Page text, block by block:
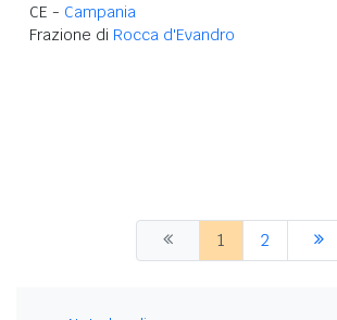
CE - Campania
Frazione di Rocca d'Evandro
1 2